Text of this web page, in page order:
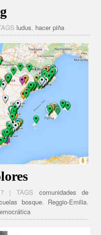
ludus, hacer piña
| TAGS comunidades de
bosque, Reggio-Emilia,